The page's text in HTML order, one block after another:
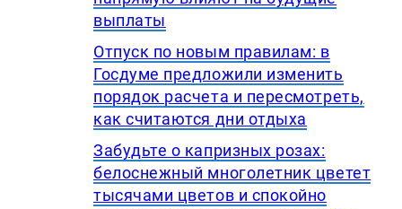
выплаты
Отпуск по новым правилам: в
Госдуме предложили изменить
порядок расчета и пересмотреть,
как считаются дни отдыха
Забудьте о капризных розах:
белоснежный многолетник цветет
тысячами цветов и спокойно